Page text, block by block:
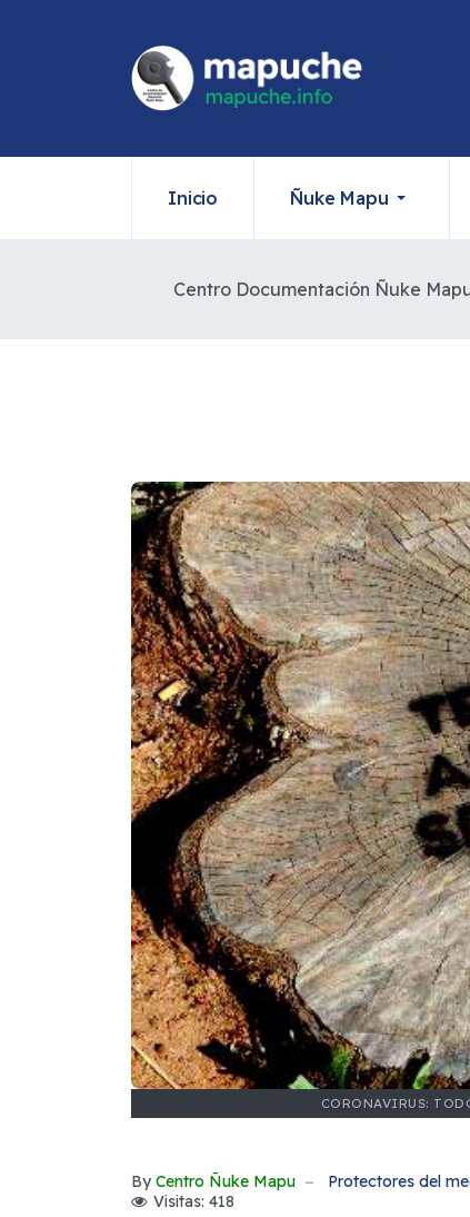
Inicio Ñuke Mapu
Centro Documentación Ñuke
CORONAVIRUS:
By Centro Ñuke Mapu Protectores del
Visitas: 418